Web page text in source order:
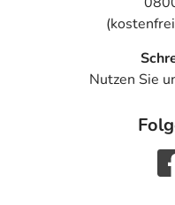
Nutzen Sie